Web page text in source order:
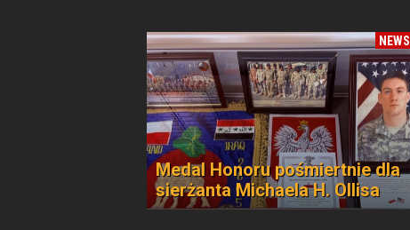
NEWS
Medal Honoru pośmiertnie dla
sierżanta Michaela H. Ollisa